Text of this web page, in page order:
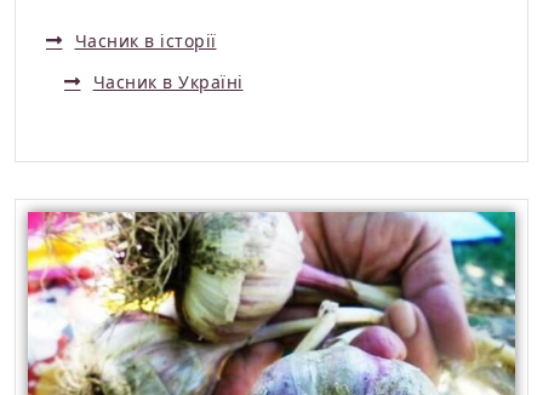
Часник в історії
Часник в Україні